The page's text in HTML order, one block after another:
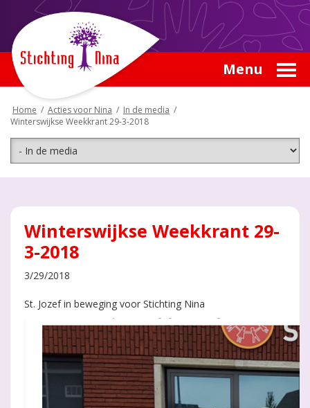
Menu
Home / Acties voor Nina / In de media /
Winterswijkse Weekkrant 29-3-2018
Winterswijkse Weekkrant 29-
3-2018
3/29/2018
St. Jozef in beweging voor Stichting Nina